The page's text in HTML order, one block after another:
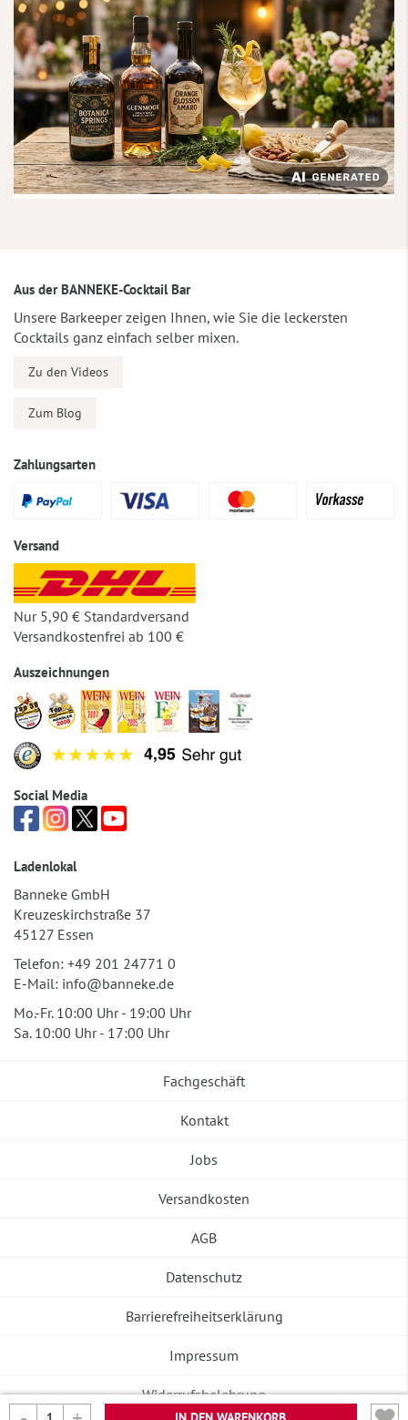
Aus der BANNEKE-Cocktail Bar
Unsere Barkeeper zeigen Ihnen, wie Sie die leckersten
Cocktails ganz einfach selber mixen.
Zu den Videos
Zum Blog
Zahlungsarten
Versand
Nur 5,90 € Standardversand
Versandkostenfrei ab 100 €
Auszeichnungen
Social Media
Ladenlokal
Banneke GmbH
Kreuzeskirchstraße 37
45127 Essen
Telefon: +49 201 24771 0
E-Mail: info@banneke.de
Mo.-Fr. 10:00 Uhr - 19:00 Uhr
Sa. 10:00 Uhr - 17:00 Uhr
Fachgeschäft
Kontakt
Jobs
Versandkosten
AGB
Datenschutz
Barrierefreiheitserklärung
Impressum
Widerrufsbelehrung